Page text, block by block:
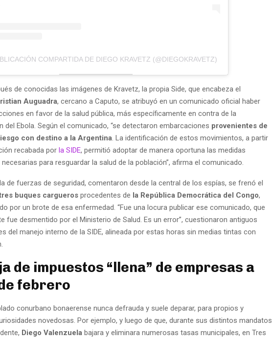
COMPARTIDA DE DIEGO KRAVETZ (@DIEGOKRAVETZ)
de conocidas las imágenes de Kravetz, la propia Side, que encabeza el
Auguadra, cercano a Caputo, se atribuyó en un comunicado oficial haber
en favor de la salud pública, más específicamente en contra de la
del Ebola. Según el comunicado, “se detectaron embarcaciones provenientes de
con destino a la Argentina. La identificación de estos movimientos, a partir
recabada por la SIDE, permitió adoptar de manera oportuna las medidas
para resguardar la salud de la población”, afirma el comunicado.
de fuerzas de seguridad, comentaron desde la central de los espías, se frenó el
buques cargueros procedentes de la República Democrática del Congo,
por un brote de esa enfermedad. “Fue una locura publicar ese comunicado, que
fue desmentido por el Ministerio de Salud. Es un error”, cuestionaron antiguos
del manejo interno de la SIDE, alineada por estas horas sin medias tintas con
de impuestos “llena” de empresas a
febrero
conurbano bonaerense nunca defrauda y suele deparar, para propios y
novedosas. Por ejemplo, y luego de que, durante sus distintos mandatos
Diego Valenzuela bajara y eliminara numerosas tasas municipales, en Tres